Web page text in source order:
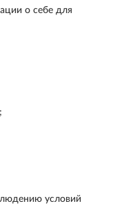
о себе для
условий